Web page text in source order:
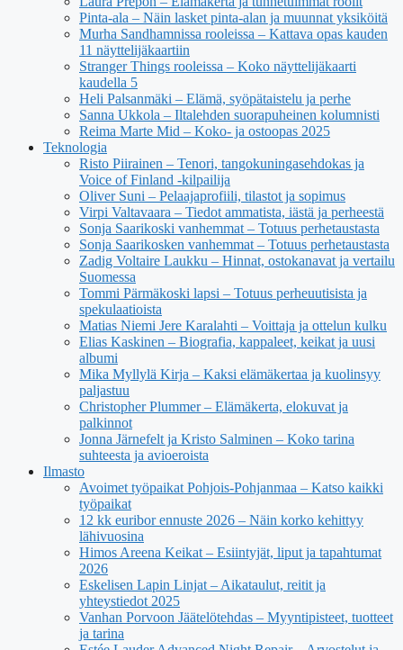
Pinta-ala – Näin lasket pinta-alan ja muunnat yksiköitä
Murha Sandhamnissa rooleissa – Kattava opas kauden
11 näyttelijäkaartiin
Stranger Things rooleissa – Koko näyttelijäkaarti
kaudella 5
Heli Palsanmäki – Elämä, syöpätaistelu ja perhe
Sanna Ukkola – Iltalehden suorapuheinen kolumnisti
Reima Marte Mid – Koko- ja ostoopas 2025
Teknologia
Risto Piirainen – Tenori, tangokuningasehdokas ja
Voice of Finland -kilpailija
Oliver Suni – Pelaajaprofiili, tilastot ja sopimus
Virpi Valtavaara – Tiedot ammatista, iästä ja perheestä
Sonja Saarikoski vanhemmat – Totuus perhetaustasta
Sonja Saarikosken vanhemmat – Totuus perhetaustasta
Zadig Voltaire Laukku – Hinnat, ostokanavat ja vertailu
Suomessa
Tommi Pärmäkoski lapsi – Totuus perheuutisista ja
spekulaatioista
Matias Niemi Jere Karalahti – Voittaja ja ottelun kulku
Elias Kaskinen – Biografia, kappaleet, keikat ja uusi
albumi
Mika Myllylä Kirja – Kaksi elämäkertaa ja kuolinsyy
paljastuu
Christopher Plummer – Elämäkerta, elokuvat ja
palkinnot
Jonna Järnefelt ja Kristo Salminen – Koko tarina
suhteesta ja avioeroista
Ilmasto
Avoimet työpaikat Pohjois-Pohjanmaa – Katso kaikki
työpaikat
12 kk euribor ennuste 2026 – Näin korko kehittyy
lähivuosina
Himos Areena Keikat – Esiintyjät, liput ja tapahtumat
2026
Eskelisen Lapin Linjat – Aikataulut, reitit ja
yhteystiedot 2025
Vanhan Porvoon Jäätelötehdas – Myyntipisteet, tuotteet
ja tarina